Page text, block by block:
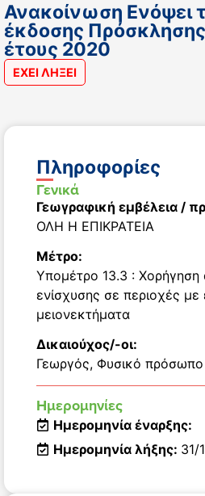
Ανακοίνωση Ενόψει
έκδοσης
έτους 2020
ΕΧΕΙ ΛΗΞΕΙ
Πληροφορίες
Γενικά
Γεωγραφική εμβέλεια /
ΟΛΗ Η ΕΠΙΚΡΑΤΕΙΑ
Μέτρο:
Υπομέτρο 13.3 : Χορήγηση
ενίσχυσης σε περιοχές με
μειονεκτήματα
Δικαιούχος/-οι:
Γεωργός, Φυσικό πρόσωπο
Ημερομηνίες
Ημερομηνία έναρξης:
Ημερομηνία λήξης: 31/